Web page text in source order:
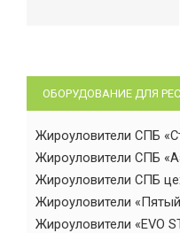
ОБОРУДОВАНИЕ ДЛЯ
Жироуловители СПБ
Жироуловители СПБ
Жироуловители СПБ
Жироуловители
Жироуловители «EVO